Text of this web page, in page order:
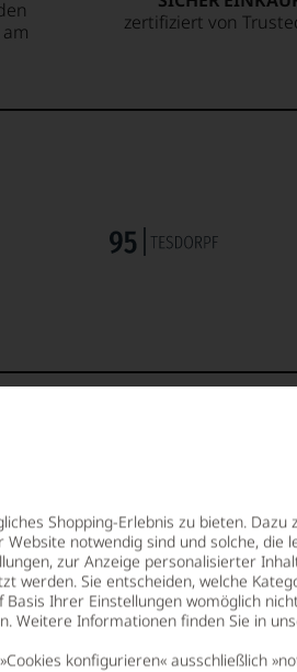
Shopping-Erlebnis zu bieten. Dazu
notwendig sind und solche, die
zur Anzeige personalisierter
werden. Sie entscheiden, welche
Ihrer Einstellungen womöglich
Weitere Informationen finden Sie in
konfigurieren« ausschließlich
zertifiziert von
enthält
de Reugny